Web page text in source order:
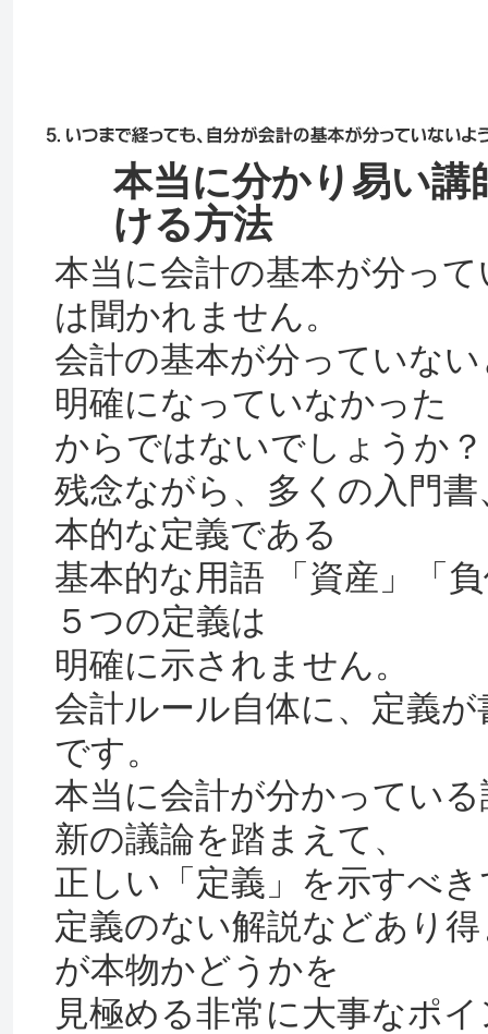
本当に分かり易い講
ける方法
本当に会計の基本が分っ
は聞かれません。
会計の基本が分っていな
明確になっていなかった
からではないでしょうか？
残念ながら、多くの入門
本的な定義である
基本的な用語 「資産」「
５つの定義は
明確に示されません。
会計ルール自体に、定義
です。
本当に会計が分かってい
新の議論を踏まえて、
正しい「定義」を示すべ
定義のない解説などあり
が本物かどうかを
見極める非常に大事なポ